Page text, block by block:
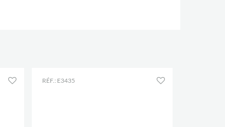
RÉF.: E3435